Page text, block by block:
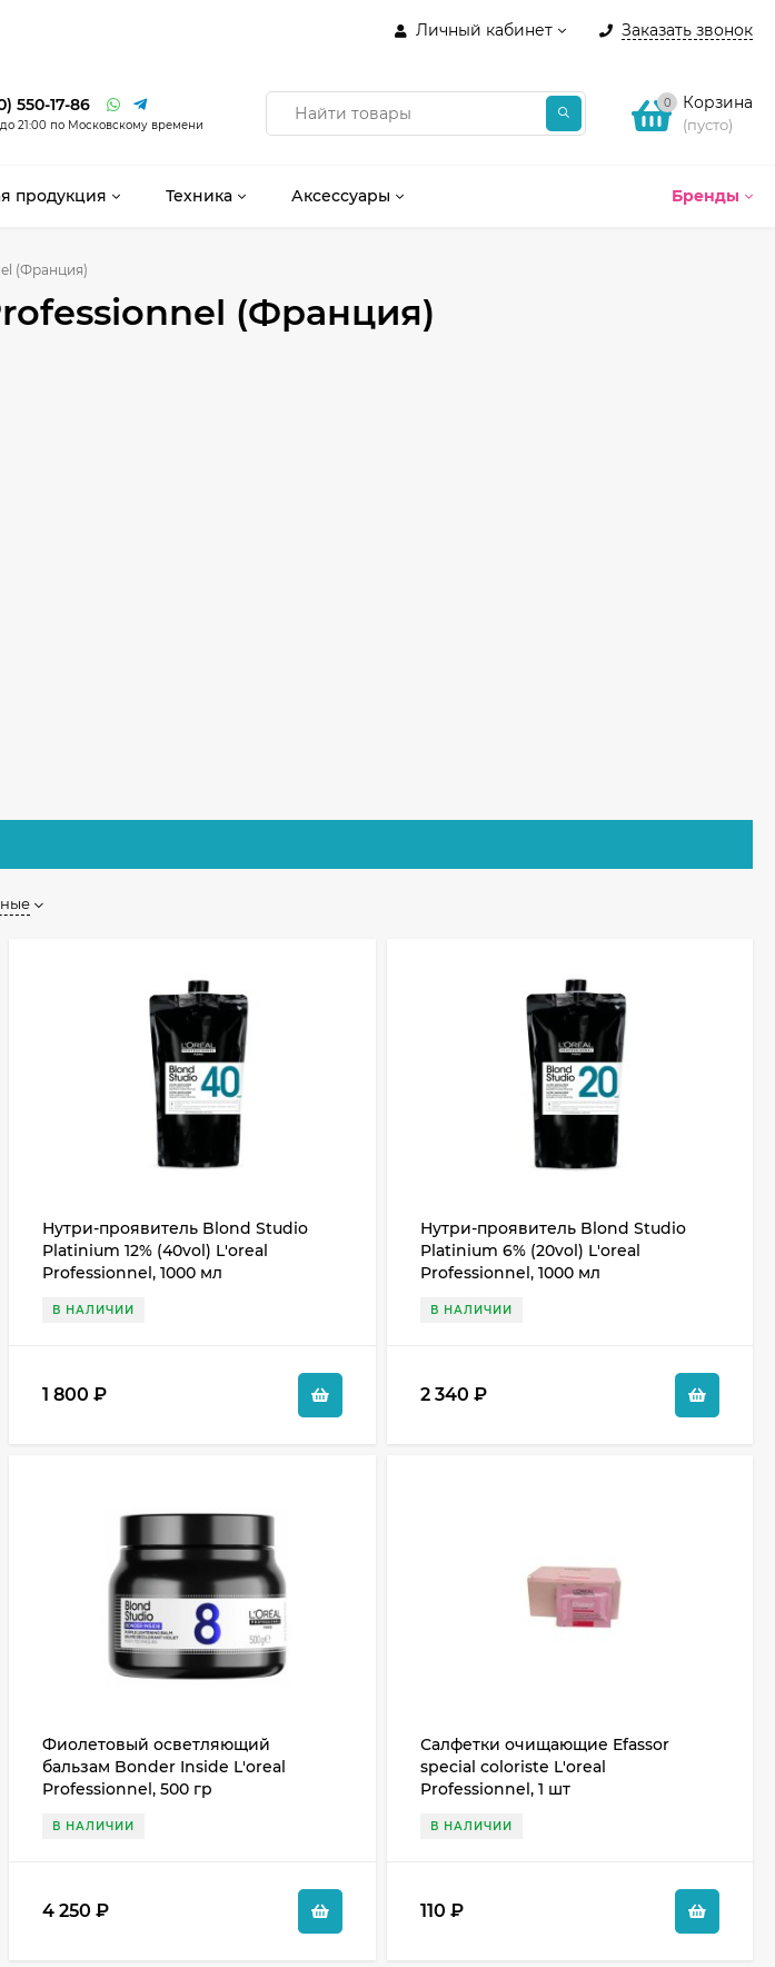
Личный кабинет Заказать звонок
550-17-86
21:00 по Московскому времени
0 Корзина
(пусто)
Бренды
продукция Техника Аксессуары
(Франция)
(Франция)
Нутри-проявитель Blond Studio
Platinium 12% (40vol) L'oreal
Professionnel, 1000 мл
В НАЛИЧИИ
1 800₽
Нутри-проявитель Blond Studio
Platinium 6% (20vol) L'oreal
Professionnel, 1000 мл
В НАЛИЧИИ
2 340 ₽
Фиолетовый осветляющий
бальзам Bonder Inside L'oreal
Professionnel, 500 гр
В НАЛИЧИИ
4 250₽
Салфетки очищающие Efassor
special coloriste L'oreal
Professionnel, 1 шт
В НАЛИЧИИ
110 ₽